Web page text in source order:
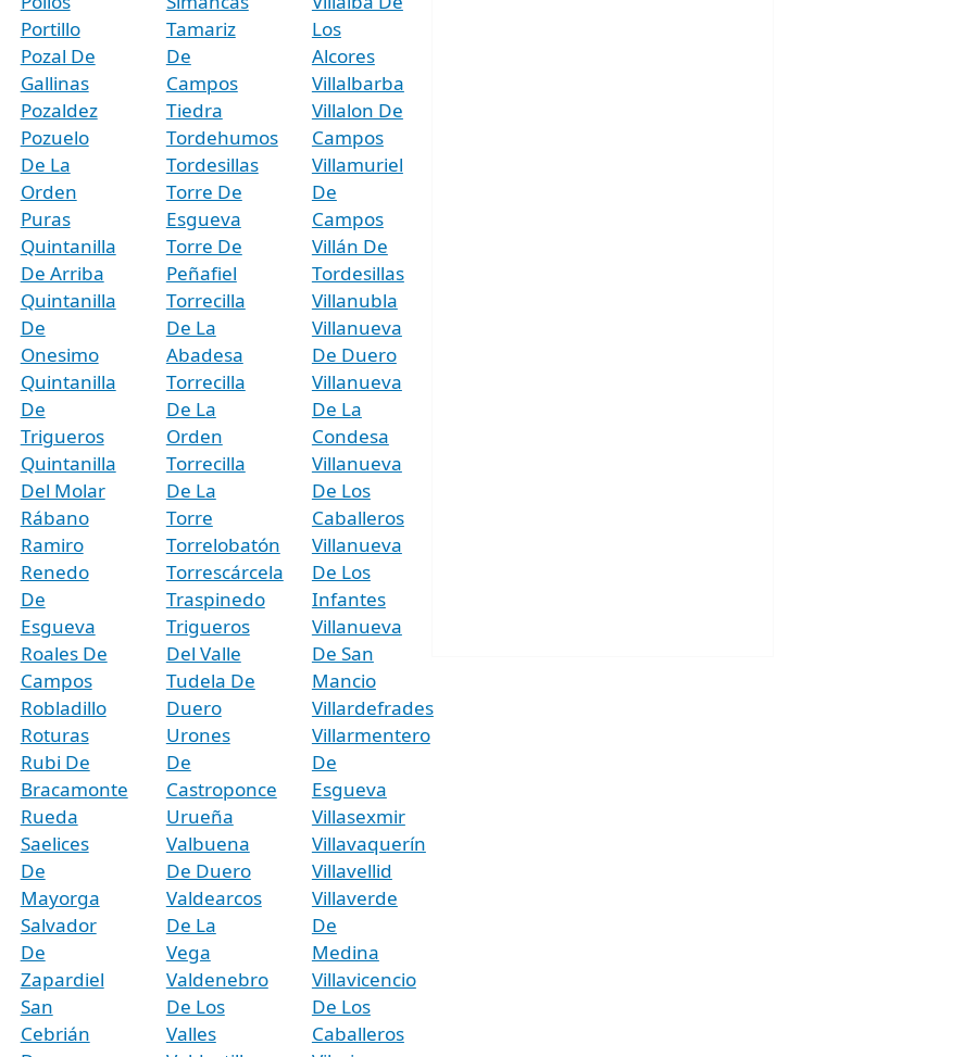
Portillo
Pozal De
Gallinas
Pozaldez
Pozuelo
De La
Orden
Puras
Quintanilla
De Arriba
Quintanilla
De
Onesimo
Quintanilla
De
Trigueros
Quintanilla
Del Molar
Rábano
Ramiro
Renedo
De
Esgueva
Roales De
Campos
Robladillo
Roturas
Rubi De
Bracamonte
Rueda
Saelices
De
Mayorga
Salvador
De
Zapardiel
San
Cebrián
Tamariz
De
Campos
Tiedra
Tordehumos
Tordesillas
Torre De
Esgueva
Torre De
Peñafiel
Torrecilla
De La
Abadesa
Torrecilla
De La
Orden
Torrecilla
De La
Torre
Torrelobatón
Torrescárcela
Traspinedo
Trigueros
Del Valle
Tudela De
Duero
Urones
De
Castroponce
Urueña
Valbuena
De Duero
Valdearcos
De La
Vega
Valdenebro
De Los
Valles
Los
Alcores
Villalbarba
Villalon De
Campos
Villamuriel
De
Campos
Villán De
Tordesillas
Villanubla
Villanueva
De Duero
Villanueva
De La
Condesa
Villanueva
De Los
Caballeros
Villanueva
De Los
Infantes
Villanueva
De San
Mancio
Villardefrades
Villarmentero
De
Esgueva
Villasexmir
Villavaquerín
Villavellid
Villaverde
De
Medina
Villavicencio
De Los
Caballeros